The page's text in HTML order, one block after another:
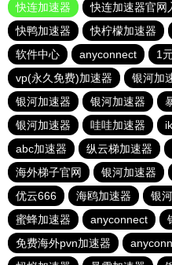
快连加速器
快连加速器官网
快鸭加速器
快柠檬加速器
软件中心
anyconnect 1
vp(永久免费)加速器
银河加
银河加速器
银河加速器
银河加速器
哇哇加速器
abc加速器
纵云梯加速器
海外梯子官网
银河加速器
优云666
海鸥加速器 银
蜜蜂加速器
anyconnect
免费海外pvn加速器